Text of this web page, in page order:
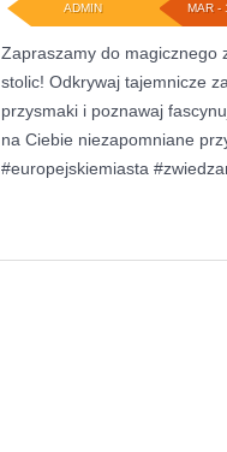
MAR -
ADMIN
Zapraszamy do magicznego
stolic! Odkrywaj tajemnicze
przysmaki i poznawaj
na Ciebie niezapomniane
#europejskiemiasta